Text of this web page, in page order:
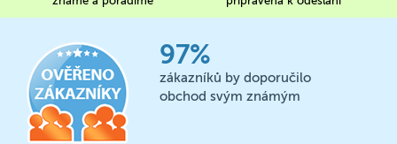
97%
zákazníků by doporučilo
obchod svým známým